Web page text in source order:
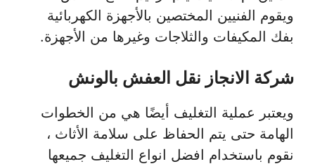
ويقوم الفنيين المختصين بالأجهزة الكهربائية
بفك المكيفات والثلاجات وغيرها من الأجهزة.
شركة الانجاز نقل العفش بالونش
ويعتبر عملية التغليف أيضًا هي من الخطوات
الهامة حتى يتم الحفاظ على سلامة الأثاث ،
نقوم باستخدام افضل انواع التغليف جميعها